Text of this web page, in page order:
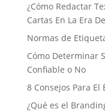
¿Cómo Redactar
Cartas En La Era
Normas de
Cómo Determinar
Confiable o No
8 Consejos Para
¿Qué es el